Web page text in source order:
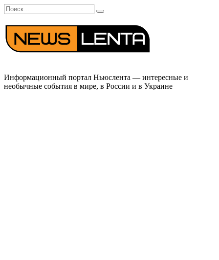
Перейти
к
содержанию
Search
for:
Информационный портал Ньюслента — интересные и
необычные события в мире, в России и в Украине